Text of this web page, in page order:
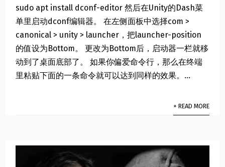
sudo apt install dconf-editor 然后在Unity的Dash菜
单里启动dconf编辑器。 在左侧面板中选择com >
canonical > unity > launcher，把launcher-position
的值设为Bottom。 更改为Bottom后，启动器一栏就移
动到了桌面底部了。 如果你偏爱命令行，那么在终端
里粘贴下面的一条命令就可以达到同样的效果。...
+ READ MORE